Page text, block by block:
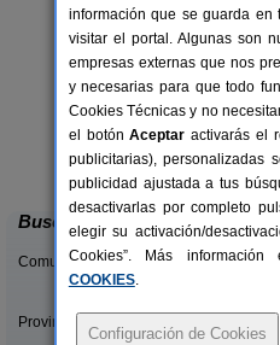
Complejo Rural
La Omañuela
Buscar
Comunidades:
Provincias/Islas:
información que se guarda en
visitar el portal. Algunas son
empresas externas que nos
y necesarias para que todo
Cookies Técnicas y no
el botónAceptar activarás el
publicitarias), personalizadas
publicidad ajustada a tus
desactivarlas por completo
elegir su activación/
Cookies”. Más
COOKIES.